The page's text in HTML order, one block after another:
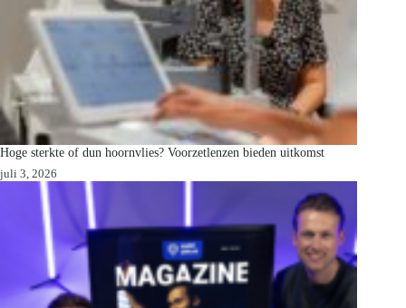
Hoge sterkte of dun hoornvlies? Voorzetlenzen bieden uitkomst
juli 3, 2026